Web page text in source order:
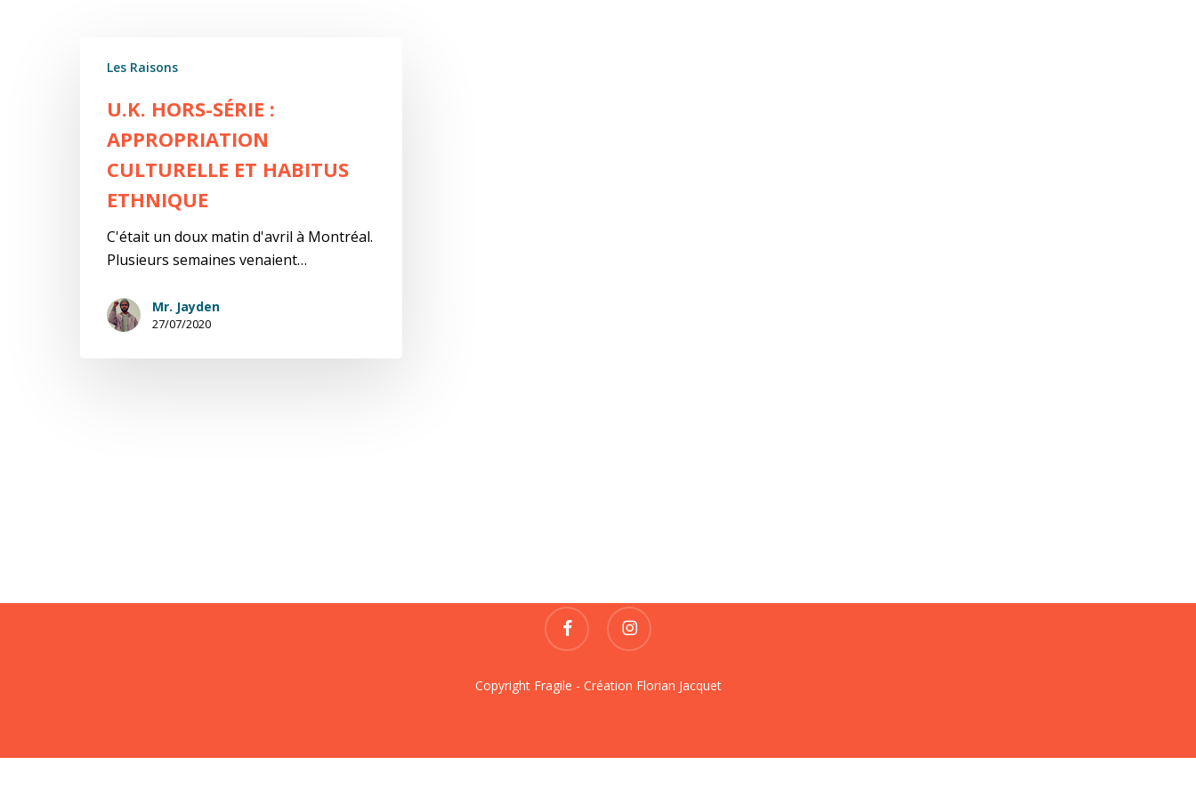
Hors-
appropriation
culturelle
habitus
ethnique
Les Raisons
U.K. HORS-SÉRIE :
APPROPRIATION
CULTURELLE ET HABITUS
ETHNIQUE
C'était un doux matin d'avril à Montréal.
Plusieurs semaines venaient…
Mr. Jayden
27/07/2020
facebook instagram
Copyright Fragile - Création Florian Jacquet